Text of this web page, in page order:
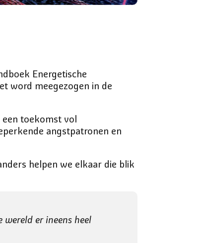
Energetische
word meegezogen in de
toekomst vol
angstpatronen en
helpen we elkaar die blik
er ineens heel